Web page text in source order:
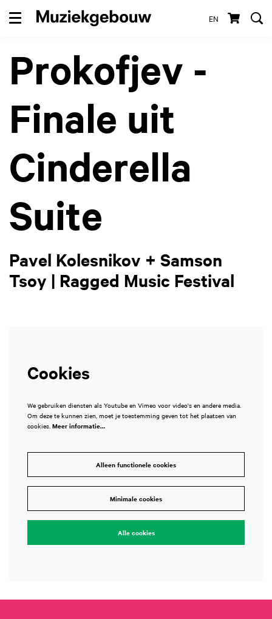
EN
Menu
Prokofjev -
Finale uit
Cinderella
Suite
Pavel Kolesnikov + Samson
Tsoy | Ragged Music Festival
Cookies
We gebruiken diensten als Youtube en Vimeo voor video's en andere media.
Om deze te kunnen zien, moet je toestemming geven tot het plaatsen van
cookies. Meer informatie…
Alleen functionele cookies
Minimale cookies
Alle cookies